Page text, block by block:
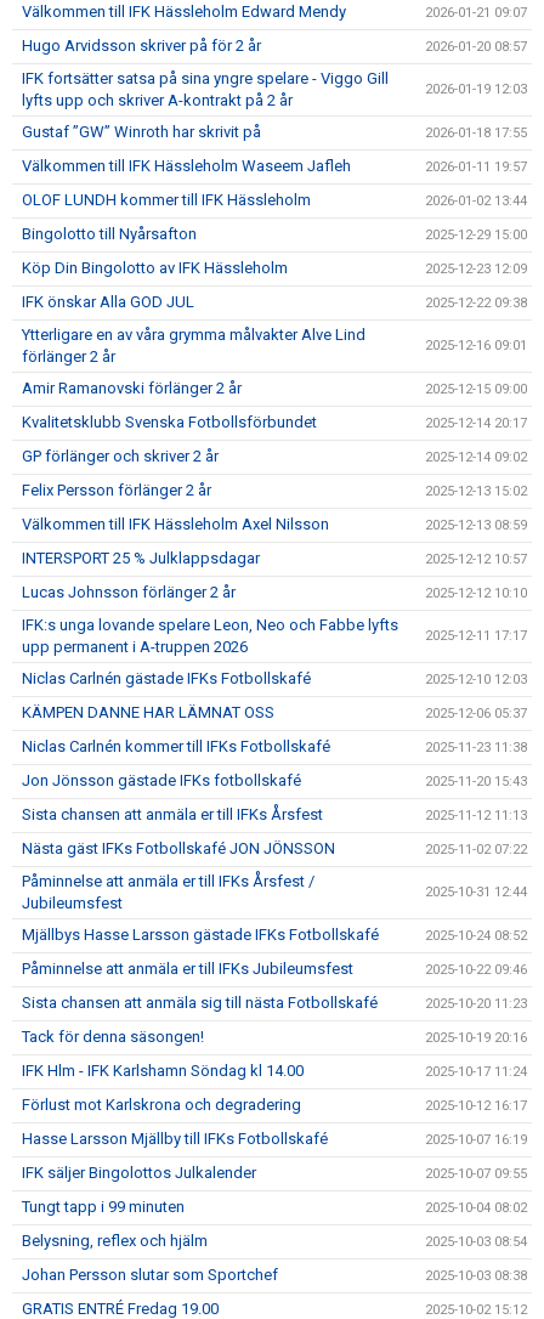
Välkommen till IFK Hässleholm Edward Mendy 2026-01-21 09:07
Hugo Arvidsson skriver på för 2 år 2026-01-20 08:57
IFK fortsätter satsa på sina yngre spelare - Viggo Gill
lyfts upp och skriver A-kontrakt på 2 år
2026-01-19 12:03
Gustaf ”GW” Winroth har skrivit på 2026-01-18 17:55
Välkommen till IFK Hässleholm Waseem Jafleh 2026-01-11 19:57
OLOF LUNDH kommer till IFK Hässleholm 2026-01-02 13:44
Bingolotto till Nyårsafton 2025-12-29 15:00
Köp Din Bingolotto av IFK Hässleholm 2025-12-23 12:09
IFK önskar Alla GOD JUL 2025-12-22 09:38
Ytterligare en av våra grymma målvakter Alve Lind
förlänger 2 år
2025-12-16 09:01
Amir Ramanovski förlänger 2 år 2025-12-15 09:00
Kvalitetsklubb Svenska Fotbollsförbundet 2025-12-14 20:17
GP förlänger och skriver 2 år 2025-12-14 09:02
Felix Persson förlänger 2 år 2025-12-13 15:02
Välkommen till IFK Hässleholm Axel Nilsson 2025-12-13 08:59
INTERSPORT 25 % Julklappsdagar 2025-12-12 10:57
Lucas Johnsson förlänger 2 år 2025-12-12 10:10
IFK:s unga lovande spelare Leon, Neo och Fabbe lyfts
upp permanent i A-truppen 2026
2025-12-11 17:17
Niclas Carlnén gästade IFKs Fotbollskafé 2025-12-10 12:03
KÄMPEN DANNE HAR LÄMNAT OSS 2025-12-06 05:37
Niclas Carlnén kommer till IFKs Fotbollskafé 2025-11-23 11:38
Jon Jönsson gästade IFKs fotbollskafé 2025-11-20 15:43
Sista chansen att anmäla er till IFKs Årsfest 2025-11-12 11:13
Nästa gäst IFKs Fotbollskafé JON JÖNSSON 2025-11-02 07:22
Påminnelse att anmäla er till IFKs Årsfest /
Jubileumsfest
2025-10-31 12:44
Mjällbys Hasse Larsson gästade IFKs Fotbollskafé 2025-10-24 08:52
Påminnelse att anmäla er till IFKs Jubileumsfest 2025-10-22 09:46
Sista chansen att anmäla sig till nästa Fotbollskafé 2025-10-20 11:23
Tack för denna säsongen! 2025-10-19 20:16
IFK Hlm - IFK Karlshamn Söndag kl 14.00 2025-10-17 11:24
Förlust mot Karlskrona och degradering 2025-10-12 16:17
Hasse Larsson Mjällby till IFKs Fotbollskafé 2025-10-07 16:19
IFK säljer Bingolottos Julkalender 2025-10-07 09:55
Tungt tapp i 99 minuten 2025-10-04 08:02
Belysning, reflex och hjälm 2025-10-03 08:54
Johan Persson slutar som Sportchef 2025-10-03 08:38
GRATIS ENTRÉ Fredag 19.00 2025-10-02 15:12